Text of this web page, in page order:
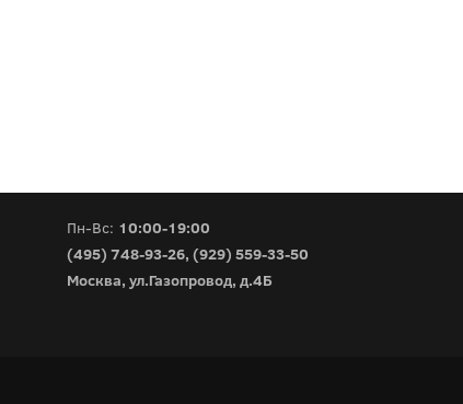
Пн-Вс: 10:00-19:00
(495) 748-93-26, (929) 559-33-50
Москва, ул.Газопровод, д.4Б